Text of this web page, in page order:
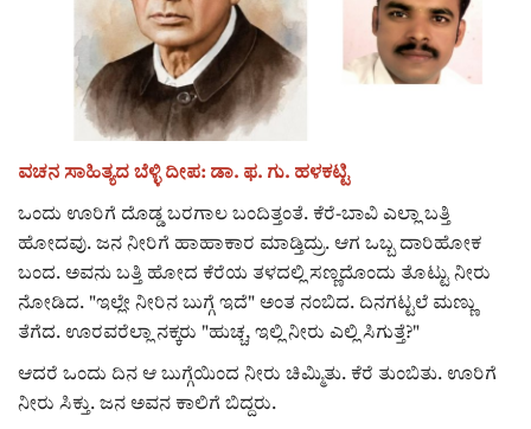
ರಾಜಕೀಯ
e-paper (ಇ–ಪೇಪರ್‌)
ಪುಸ್ತಕ ಪರಿಚಯ
ಅಂಕಣ
ಪತ್ರಕರ್ತರ ಪರಿಚಯ
ವಚನ ಸಾಹಿತ್ಯದ ಬೆಳ್ಳಿ ದೀಪ: ಡಾ. ಫ. ಗು. ಹಳಕಟ್ಟಿ
ಒಂದು ಊರಿಗೆ ದೊಡ್ಡ ಬರಗಾಲ ಬಂದಿತ್ತಂತೆ. ಕೆರೆ-ಬಾವಿ ಎಲ್ಲಾ ಬತ್ತಿ
ಹೋದವು. ಜನ ನೀರಿಗೆ ಹಾಹಾಕಾರ ಮಾಡ್ತಿದ್ರು. ಆಗ ಒಬ್ಬ ದಾರಿಹೋಕ
ಬಂದ. ಅವನು ಬತ್ತಿ ಹೋದ ಕೆರೆಯ ತಳದಲ್ಲಿ ಸಣ್ಣದೊಂದು ತೊಟ್ಟು ನೀರು
ನೋಡಿದ. "ಇಲ್ಲೇ ನೀರಿನ ಬುಗ್ಗೆ ಇದೆ" ಅಂತ ನಂಬಿದ. ದಿನಗಟ್ಟಲೆ ಮಣ್ಣು
ತೆಗೆದ. ಊರವರೆಲ್ಲಾ ನಕ್ಕರು "ಹುಚ್ಚ, ಇಲ್ಲಿ ನೀರು ಎಲ್ಲಿ ಸಿಗುತ್ತೆ?"
ಆದರೆ ಒಂದು ದಿನ ಆ ಬುಗ್ಗೆಯಿಂದ ನೀರು ಚಿಮ್ಮಿತು. ಕೆರೆ ತುಂಬಿತು. ಊರಿಗೆ
ನೀರು ಸಿಕ್ತು. ಜನ ಅವನ ಕಾಲಿಗೆ ಬಿದ್ದರು.